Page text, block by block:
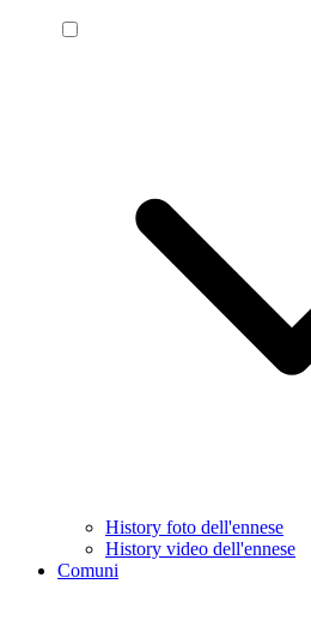
History foto dell'ennese
History video dell'ennese
Comuni